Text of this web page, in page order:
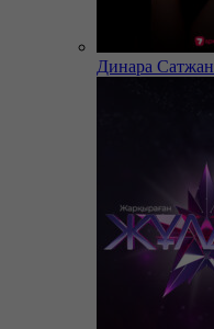
Динара Сатжан